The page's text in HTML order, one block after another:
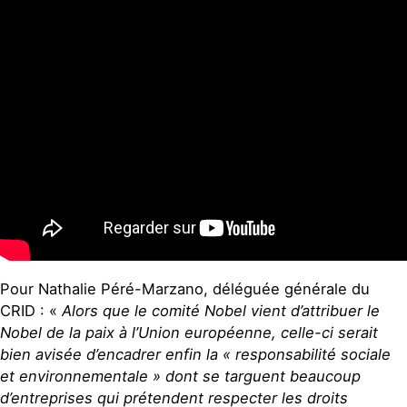
Pour Nathalie Péré-Marzano, déléguée générale du
CRID : « Alors que le comité Nobel vient d’attribuer le
Nobel de la paix à l’Union européenne, celle-ci serait
bien avisée d’encadrer enfin la « responsabilité sociale
et environnementale » dont se targuent beaucoup
d’entreprises qui prétendent respecter les droits